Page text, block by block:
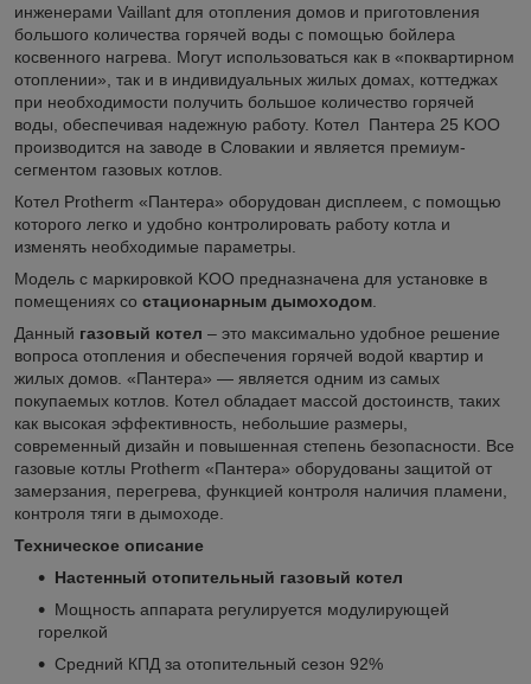
инженерами Vaillant для отопления домов и приготовления
большого количества горячей воды с помощью бойлера
косвенного нагрева. Могут использоваться как в «поквартирном
отоплении», так и в индивидуальных жилых домах, коттеджах
при необходимости получить большое количество горячей
воды, обеспечивая надежную работу. Котел Пантера 25 KОO
производится на заводе в Словакии и является премиум-
сегментом газовых котлов.
Котел Protherm «Пантера» оборудован дисплеем, с помощью
которого легко и удобно контролировать работу котла и
изменять необходимые параметры.
Модель с маркировкой KОO предназначена для установке в
помещениях со стационарным дымоходом
Данный газовый котел – это максимально удобное решение
вопроса отопления и обеспечения горячей водой квартир и
жилых домов. «Пантера» — является одним из самых
покупаемых котлов. Котел обладает массой достоинств, таких
как высокая эффективность, небольшие размеры,
современный дизайн и повышенная степень безопасности. Все
газовые котлы Protherm «Пантера» оборудованы защитой от
замерзания, перегрева, функцией контроля наличия пламени,
контроля тяги в дымоходе.
Техническое описание
Настенный отопительный газовый котел
Мощность аппарата регулируется модулирующей
горелкой
Средний КПД за отопительный сезон 92%